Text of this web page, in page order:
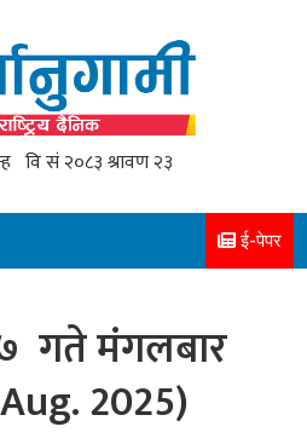
ई-पेपर
गते मंगलबार
2025)